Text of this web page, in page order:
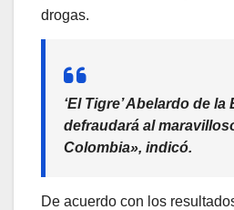
drogas.
‘El Tigre’ Abelardo de
defraudará al
Colombia», indicó.
De acuerdo con los